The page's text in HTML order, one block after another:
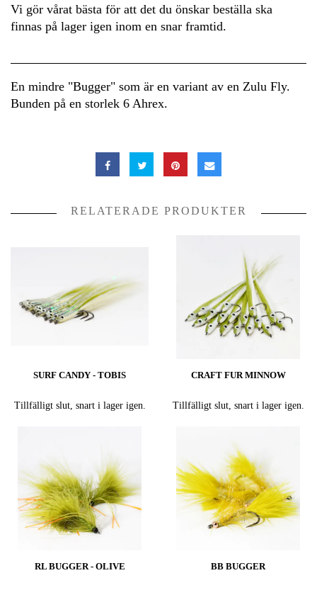
Vi gör vårat bästa för att det du önskar beställa ska
finnas på lager igen inom en snar framtid.
En mindre "Bugger" som är en variant av en Zulu Fly.
Bunden på en storlek 6 Ahrex.
RELATERADE PRODUKTER
SURF CANDY - TOBIS
Tillfälligt slut, snart i lager igen.
CRAFT FUR MINNOW
Tillfälligt slut, snart i lager igen.
RL BUGGER - OLIVE BB BUGGER